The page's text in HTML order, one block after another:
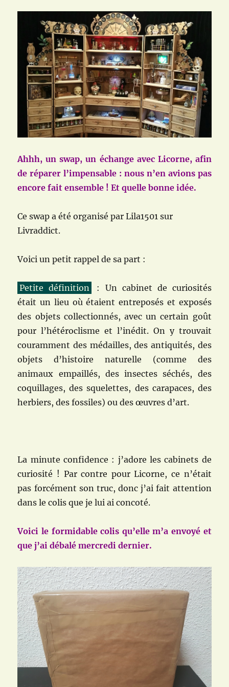
Ahhh, un swap, un échange avec Licorne, afin
de réparer l’impensable : nous n’en avions pas
encore fait ensemble ! Et quelle bonne idée.
Ce swap a été organisé par Lila1501 sur
Livraddict.
Voici un petit rappel de sa part :
Petite définition
: Un cabinet de curiosités
était un lieu où étaient entreposés et exposés
des objets collectionnés, avec un certain goût
pour l’hétéroclisme et l’inédit. On y trouvait
couramment des médailles, des antiquités, des
objets d’histoire naturelle (comme des
animaux empaillés, des insectes séchés, des
coquillages, des squelettes, des carapaces, des
herbiers, des fossiles) ou des œuvres d’art.
La minute confidence : j’adore les cabinets de
curiosité ! Par contre pour Licorne, ce n’était
pas forcément son truc, donc j’ai fait attention
dans le colis que je lui ai concoté.
Voici le formidable colis qu’elle m’a envoyé et
que j’ai débalé mercredi dernier.